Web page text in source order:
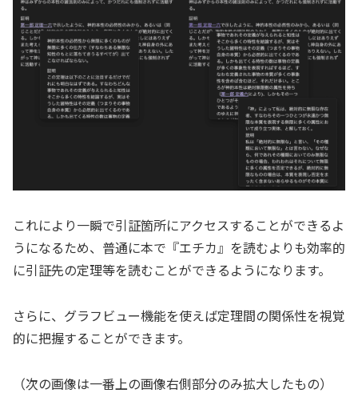
これにより一瞬で引証箇所にアクセスすることができるよ
うになるため、普通に本で『エチカ』を読むよりも効率的
に引証先の定理等を読むことができるようになります。
さらに、グラフビュー機能を使えば定理間の関係性を視覚
的に把握することができます。
（次の画像は一番上の画像右側部分のみ拡大したもの）